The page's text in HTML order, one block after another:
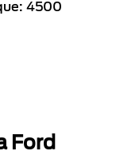
4500
Ford